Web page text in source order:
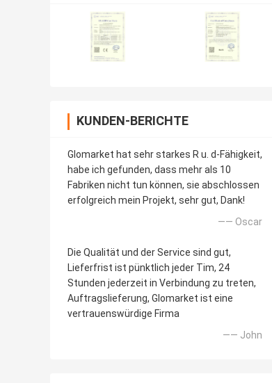
KUNDEN-BERICHTE
Glomarket hat sehr starkes R u. d-Fähigkeit,
habe ich gefunden, dass mehr als 10
Fabriken nicht tun können, sie abschlossen
erfolgreich mein Projekt, sehr gut, Dank!
—— Oscar
Die Qualität und der Service sind gut,
Lieferfrist ist pünktlich jeder Tim, 24
Stunden jederzeit in Verbindung zu treten,
Auftragslieferung, Glomarket ist eine
vertrauenswürdige Firma
—— John